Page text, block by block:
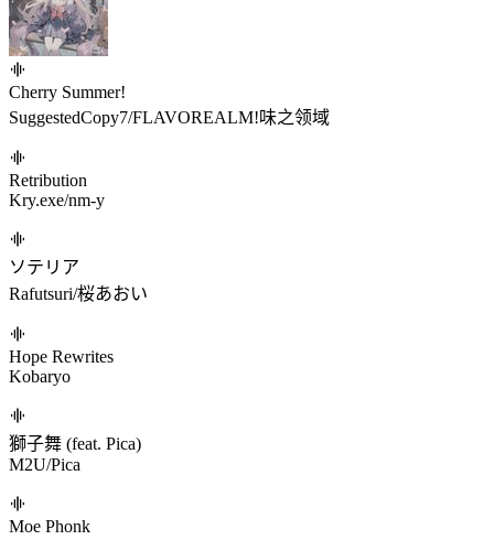
Cherry Summer!
SuggestedCopy7/FLAVOREALM!味之领域
Retribution
Kry.exe/nm-y
ソテリア
Rafutsuri/桜あおい